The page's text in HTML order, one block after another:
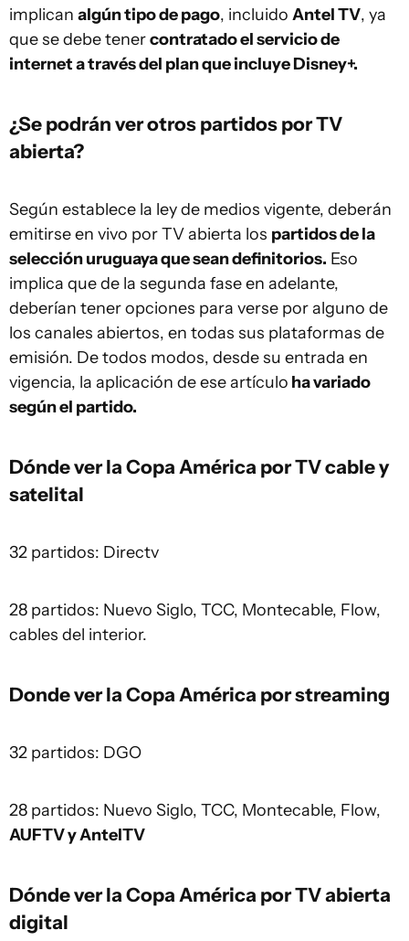
implican algún tipo de pago, incluido Antel TV, ya
que se debe tenercontratado el servicio de
internet a través del plan que incluye Disney+.
¿Se podrán ver otros partidos por TV
abierta?
Según establece la ley de medios vigente, deberán
emitirse en vivo por TV abierta los partidos de la
selección uruguaya que sean definitorios. Eso
implica que de la segunda fase en adelante,
deberían tener opciones para verse por alguno de
los canales abiertos, en todas sus plataformas de
emisión. De todos modos, desde su entrada en
vigencia, la aplicación de ese artículo ha variado
según el partido.
Dónde ver la Copa América por TV cable y
satelital
32 partidos: Directv
28 partidos: Nuevo Siglo, TCC, Montecable, Flow,
cables del interior.
Donde ver la Copa América por streaming
32 partidos: DGO
28 partidos: Nuevo Siglo, TCC, Montecable, Flow,
AUFTV y AntelTV
Dónde ver la Copa América por TV abierta
digital